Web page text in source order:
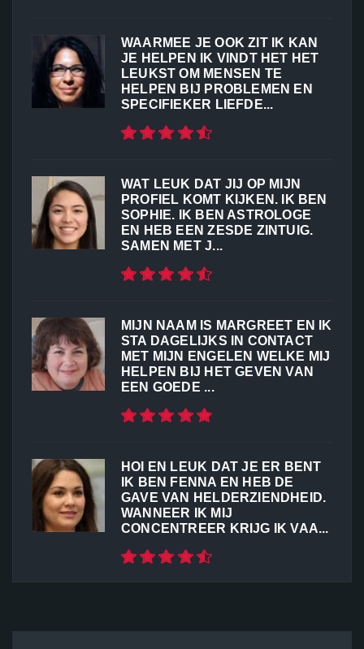
WAARMEE JE OOK ZIT IK KAN
JE HELPEN IK VINDT HET HET
LEUKST OM MENSEN TE
HELPEN BIJ PROBLEMEN EN
SPECIFIEKER LIEFDE...
WAT LEUK DAT JIJ OP MIJN
PROFIEL KOMT KIJKEN. IK BEN
SOPHIE. IK BEN ASTROLOGE
EN HEB EEN ZESDE ZINTUIG.
SAMEN MET J...
MIJN NAAM IS MARGREET EN IK
STA DAGELIJKS IN CONTACT
MET MIJN ENGELEN WELKE MIJ
HELPEN BIJ HET GEVEN VAN
EEN GOEDE ...
HOI EN LEUK DAT JE ER BENT
IK BEN FENNA EN HEB DE
GAVE VAN HELDERZIENDHEID.
WANNEER IK MIJ
CONCENTREER KRIJG IK VAA...